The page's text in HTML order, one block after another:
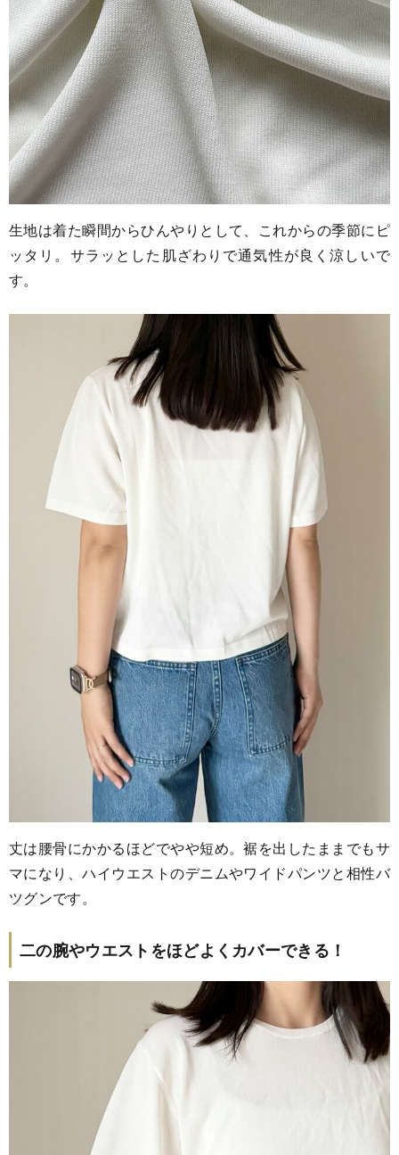
生地は着た瞬間からひんやりとして、これからの季節にピ
ッタリ。サラッとした肌ざわりで通気性が良く涼しいで
す。
丈は腰骨にかかるほどでやや短め。裾を出したままでもサ
マになり、ハイウエストのデニムやワイドパンツと相性バ
ツグンです。
二の腕やウエストをほどよくカバーできる！